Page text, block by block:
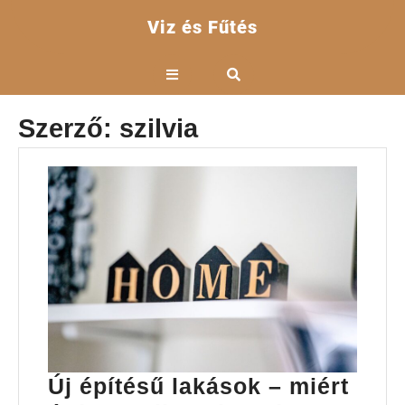
Viz és Fűtés
Open
Button
Szerző: szilvia
Új építésű lakások – miért